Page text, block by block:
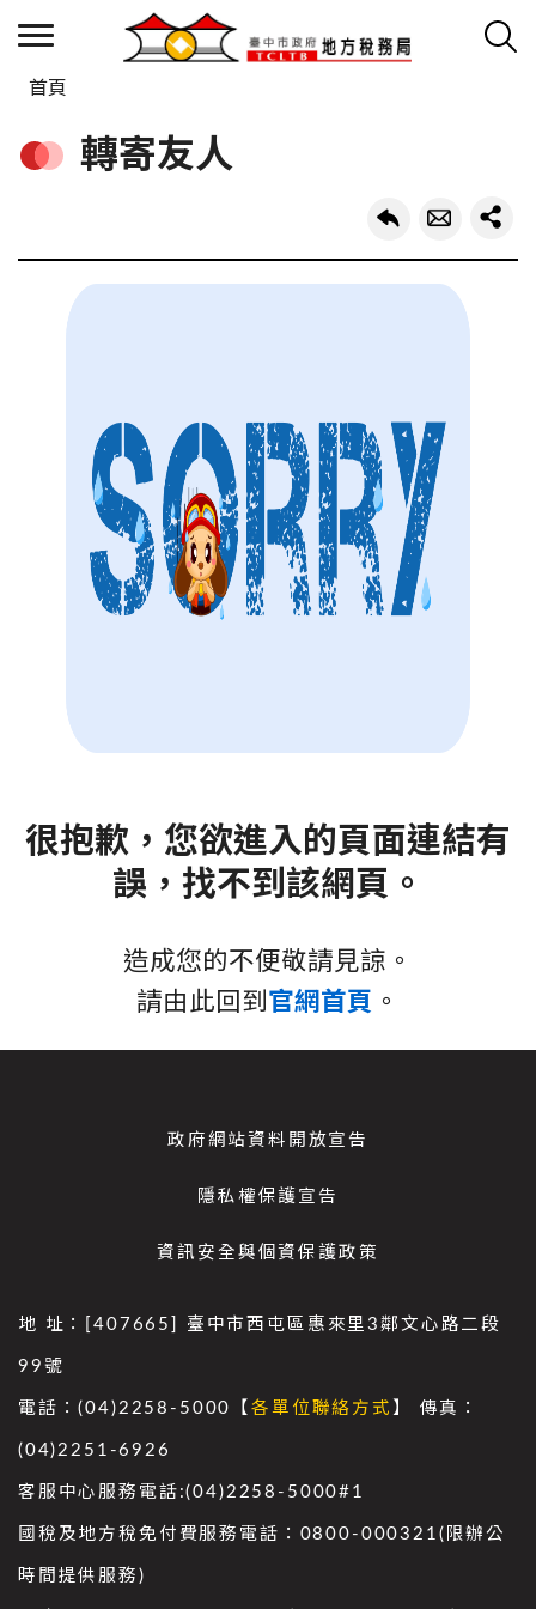
首頁
轉寄友人
很抱歉，您欲進入的頁面連結有
誤，找不到該網頁。
造成您的不便敬請見諒。
請由此回到官網首頁 。
政府網站資料開放宣告
隱私權保護宣告
資訊安全與個資保護政策
地 址：[407665] 臺中市西屯區惠來里3鄰文心路二段
99號
電話：(04)2258-5000【各單位聯絡方式 】 傳真：
(04)2251-6926
客服中心服務電話:(04)2258-5000#1
國稅及地方稅免付費服務電話：0800-000321(限辦公
時間提供服務)